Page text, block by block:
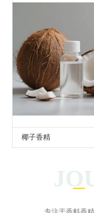
椰子香精